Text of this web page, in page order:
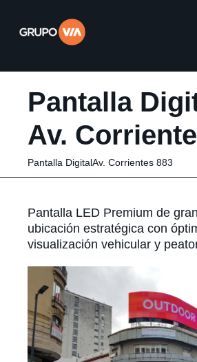
Pantalla
Av.
Pantalla DigitalAv. Corrientes 883
Pantalla LED Premium de
ubicación estratégica con
visualización vehicular y